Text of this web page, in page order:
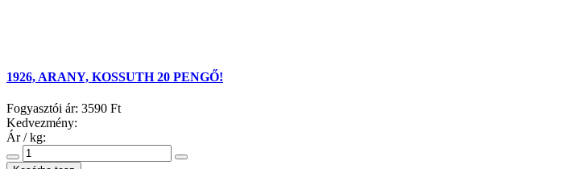
1926, ARANY, KOSSUTH 20 PENGŐ!
Fogyasztói ár: 3590 Ft
Kedvezmény:
Ár / kg: